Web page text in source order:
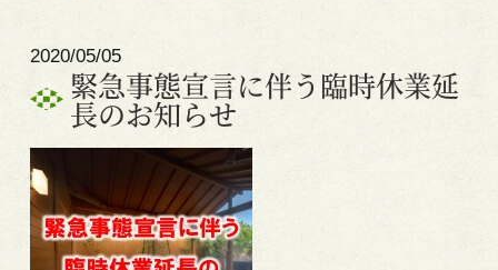
2020/05/05
緊急事態宣言に伴う臨時休業延
長のお知らせ